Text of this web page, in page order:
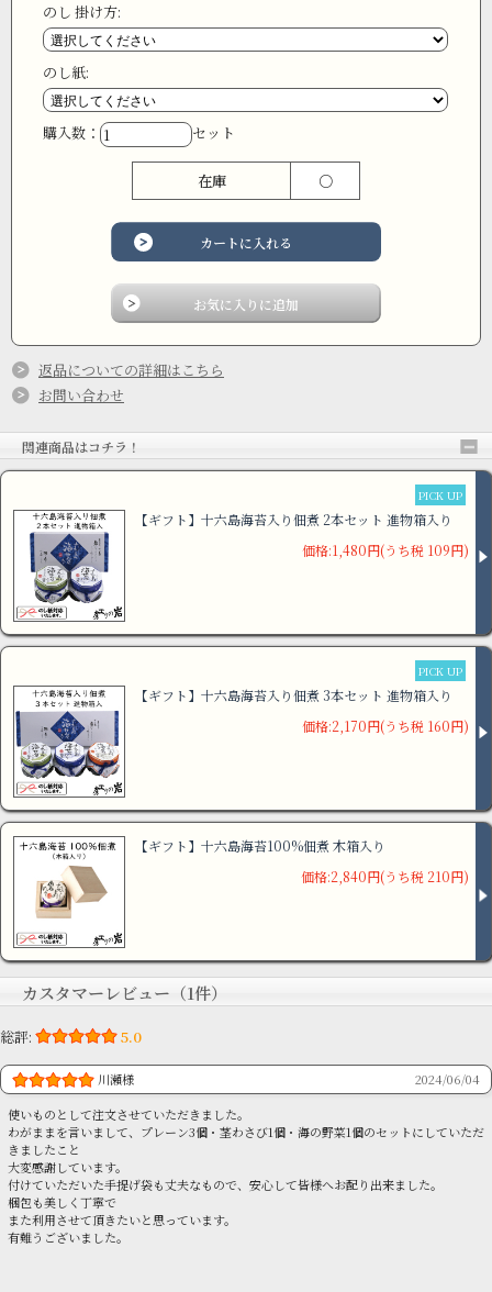
のし 掛け方:
のし紙:
購入数： セット
在庫 ○
返品についての詳細はこちら
お問い合わせ
関連商品はコチラ！
PICK UP
【ギフト】十六島海苔入り佃煮 2本セット 進物箱入り
価格:1,480円(うち税 109円)
PICK UP
【ギフト】十六島海苔入り佃煮 3本セット 進物箱入り
価格:2,170円(うち税 160円)
【ギフト】十六島海苔100%佃煮 木箱入り
価格:2,840円(うち税 210円)
カスタマーレビュー（1件）
総評: 5.0
川瀬様
2024/06/04
使いものとして注文させていただきました。
わがままを言いまして、プレーン3個・茎わさび1個・海の野菜1個のセットにしていただ
きましたこと
大変感謝しています。
付けていただいた手提げ袋も丈夫なもので、安心して皆様へお配り出来ました。
梱包も美しく丁寧で
また利用させて頂きたいと思っています。
有難うございました。